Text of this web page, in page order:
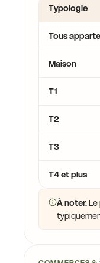
Typologie
Tous
Maison
T1
T2
T3
T4 et plus
À noter.Le